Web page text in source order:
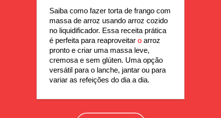
Saiba como fazer torta de frango com
massa de arroz usando arroz cozido
no liquidificador. Essa receita prática
é perfeita para reaproveitar o arroz
pronto e criar uma massa leve,
cremosa e sem glúten. Uma opção
versátil para o lanche, jantar ou para
variar as refeições do dia a dia.